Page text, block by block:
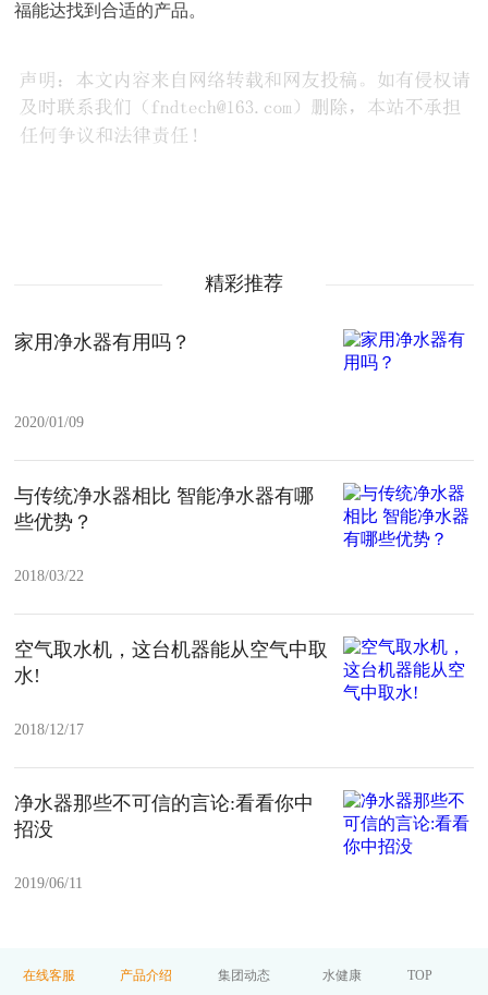
福能达找到合适的产品。
精彩推荐
家用净水器有用吗？
2020/01/09
与传统净水器相比 智能净水器有哪
些优势？
2018/03/22
空气取水机，这台机器能从空气中取
水!
2018/12/17
净水器那些不可信的言论:看看你中
招没
2019/06/11
在线客服 产品介绍 集团动态 水健康 TOP